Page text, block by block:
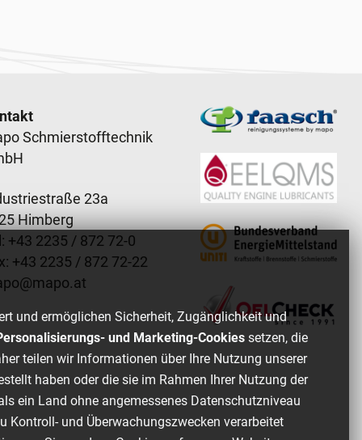
content
Schmierstofftechnik
23a
Himberg
+43 2235 / 872 72-0
+43 2235 / 872 72-22
@mapo.at
und ermöglichen Sicherheit, Zugänglichkeit und
und Marketing-Cookies setzen, die
teilen wir Informationen über Ihre Nutzung unserer
haben oder die sie im Rahmen Ihrer Nutzung der
ein Land ohne angemessenes Datenschutzniveau
Kontroll- und Überwachungszwecken verarbeitet